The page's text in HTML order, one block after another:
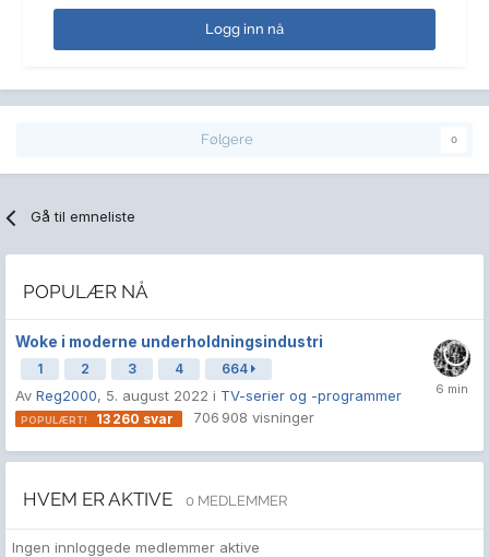
Logg inn nå
Følgere 0
Gå til emneliste
POPULÆR NÅ
Woke i moderne underholdningsindustri
1 2 3 4 664
Av Reg2000, 5. august 2022 i TV-serier og -programmer
13 260 svar 706 908 visninger
HVEM ER AKTIVE 0 MEDLEMMER
Ingen innloggede medlemmer aktive